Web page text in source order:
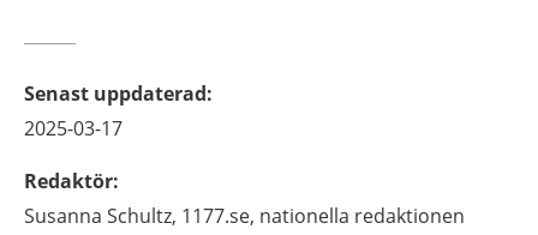
Senast uppdaterad:
2025-03-17
Redaktör:
Susanna Schultz, 1177.se, nationella redaktionen